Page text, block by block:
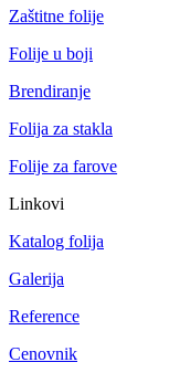
Zaštitne folije
Folije u boji
Brendiranje
Folija za stakla
Folije za farove
Linkovi
Katalog folija
Galerija
Reference
Cenovnik